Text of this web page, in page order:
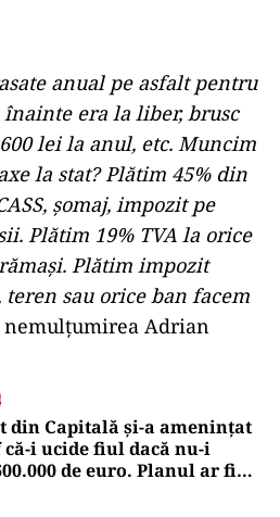
anual pe asfalt pentru
înainte era la liber, brusc
lei la anul, etc. Muncim
la stat? Plătim 45% din
șomaj, impozit pe
Plătim 19% TVA la orice
Plătim impozit
teren sau orice ban facem
nemulțumirea Adrian
din Capitală și-a amenințat
i ucide fiul dacă nu-i
de euro. Planul ar fi